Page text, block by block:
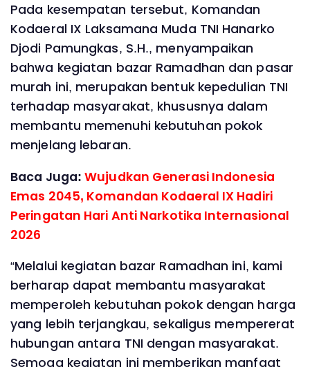
Pada kesempatan tersebut, Komandan
Kodaeral IX Laksamana Muda TNI Hanarko
Djodi Pamungkas, S.H., menyampaikan
bahwa kegiatan bazar Ramadhan dan pasar
murah ini, merupakan bentuk kepedulian TNI
terhadap masyarakat, khususnya dalam
membantu memenuhi kebutuhan pokok
menjelang lebaran.
Baca Juga:Wujudkan Generasi Indonesia
Emas 2045, Komandan Kodaeral IX Hadiri
Peringatan Hari Anti Narkotika Internasional
2026
“Melalui kegiatan bazar Ramadhan ini, kami
berharap dapat membantu masyarakat
memperoleh kebutuhan pokok dengan harga
yang lebih terjangkau, sekaligus mempererat
hubungan antara TNI dengan masyarakat.
Semoga kegiatan ini memberikan manfaat